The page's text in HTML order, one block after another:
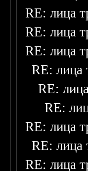
RE: лица
RE: лица
RE: лица
RE: лица
RE:
RE:
RE: лица
RE: лица
RE: лица